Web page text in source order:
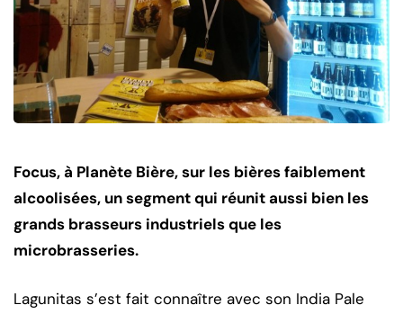
Focus, à Planète Bière, sur les bières faiblement
alcoolisées, un segment qui réunit aussi bien les
grands brasseurs industriels que les
microbrasseries.
Lagunitas s’est fait connaître avec son India Pale